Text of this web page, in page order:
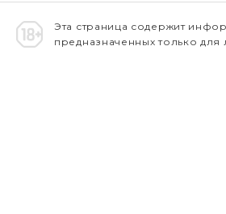
Эта страница содержит
предназначенных только для